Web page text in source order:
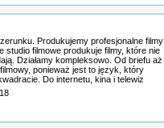
Produkujemy profesjonalne filmy
filmowe produkuje filmy, które nie
Działamy kompleksowo. Od briefu aż
ponieważ jest to język, który
Do internetu, kina i telewiz